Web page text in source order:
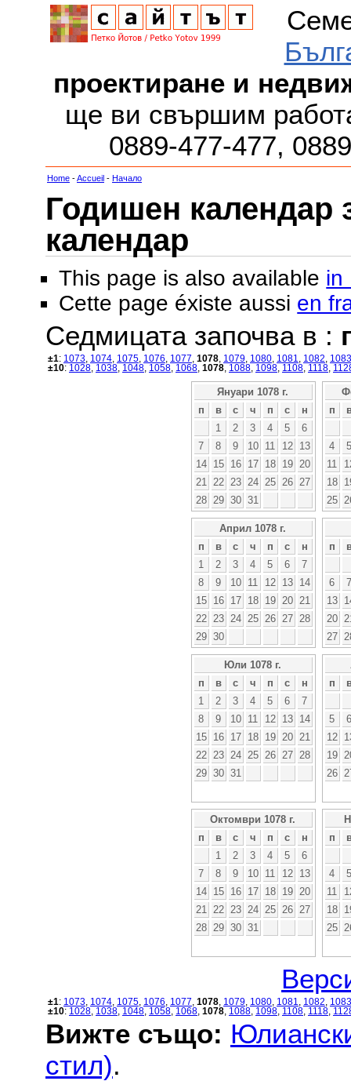
проектиране и
ще ви свършим
0889-477-477,
Home -Accueil - Начало
Годишен календар
календар
This page is also available in
Cette page éxiste aussi en
Седмицата започва в :
±1: 1073 1074 1075 1076 1077 1078 1079 1080 1081 1082
1083
±10: 1028 1038 1048 1058 1068 1078 1088 1098 1108 1118
Януари 1078 г.
п
в с ч п с
н
1
2 3 4 5
6
7
8 9 10 11 12
13
14
15 16 17 18 19
20
21
22 23 24 25 26
27
28
29 30 31
п
4
5
11
18
25
Април 1078 г.
п
в с ч п с
н
1
2 3 4 5 6
7
8
9 10 11 12 13
14
15
16 17 18 19 20
21
22
23 24 25 26 27
28
29 30
п
6
7
13
20
27
Юли 1078 г.
п
в с ч п с
н
1
2 3 4 5 6
7
8
9 10 11 12 13
14
15
16 17 18 19 20
21
22
23 24 25 26 27
28
29 30 31
п
5
6
12
19
26
Октомври 1078 г.
п
в с ч п с
н
1
2 3 4 5
6
7
8 9 10 11 12
13
14
15 16 17 18 19
20
21
22 23 24 25 26
27
28
29 30 31
п
4
5
11
18
25
±1: 1073 1074 1075 1076 1077 1078 1079 1080 1081 1082
1083
±10: 1028 1038 1048 1058 1068 1078 1088 1098 1108 1118
Вижте също:
стил).